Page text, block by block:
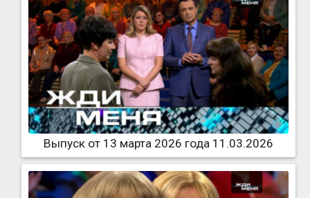
Выпуск от 13 марта 2026 года 11.03.2026